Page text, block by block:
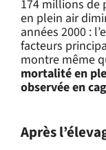
174 millions
en plein air
années 2000 :
facteurs
montre même
mortalité en
observée en
Après